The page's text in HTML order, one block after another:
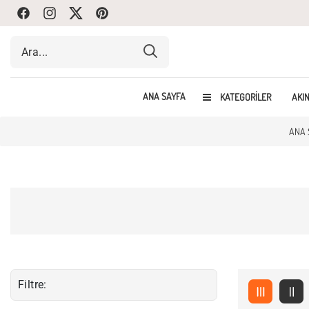
FacebookInstagram
Twitte Pinterest
ANA SAYFA KATEGORILER
ANA
Filtre: